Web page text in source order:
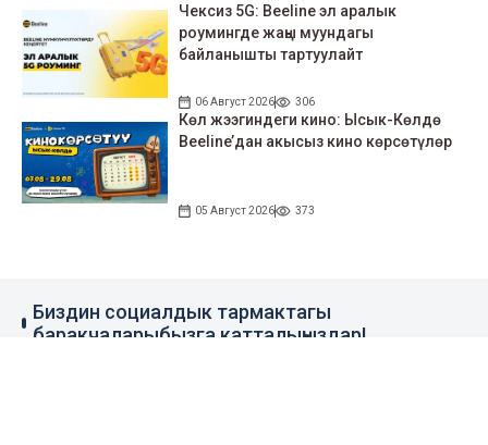
Чексиз 5G: Beeline эл аралык
роумингде жаңы муундагы
байланышты тартуулайт
06 Август 2026 306
Көл жээгиндеги кино: Ысык-Көлдө
Beeline’дан акысыз кино көрсөтүлөр
05 Август 2026 373
Биздин социалдык тармактагы
баракчаларыбызга катталыңыздар!